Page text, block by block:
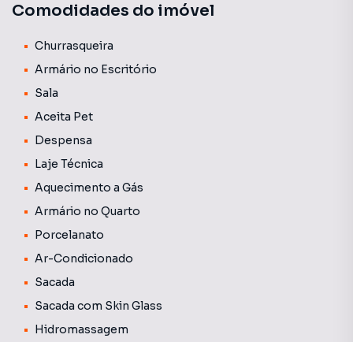
uma área de lazer completa e recheada de opções para
quem deseja praticidade!
Comodidades do imóvel
Churrasqueira
Armário no Escritório
Sala
Aceita Pet
Despensa
Laje Técnica
Aquecimento a Gás
Armário no Quarto
Porcelanato
Ar-Condicionado
Sacada
Sacada com Skin Glass
Hidromassagem